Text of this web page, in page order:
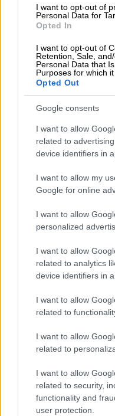
I want to opt-out of
Personal Data for
Opted In
I want to opt-out of
Retention, Sale,
Personal Data that
Purposes for which
Opted Out
Google consents
I want to allow
related to
device identifiers in
I want to allow my
Google for online
I want to allow
personalized
I want to allow
related to analytics
device identifiers in
I want to allow
related to
I want to allow
related to
I want to allow
related to security,
functionality and
user protection.
ΔΙΑΒΑΣΤΕ ΕΠΙΣΗΣ
Κόσμος|28.09.2025
Αποκάλυψη
τελικό στάδιο
Γάζα -
Ο αξιωματούχος
πρέπει να
στην ίδια ανάρτηση.
Νωρίτερα μέσα
ότι ελπίζει στην
ενός σχεδίου
συνάντηση που θα
Νετανιάχου.
Το πρακτορείο
στάθηκε δυνατό
αναφορά.
Διαβάστε ακόμη